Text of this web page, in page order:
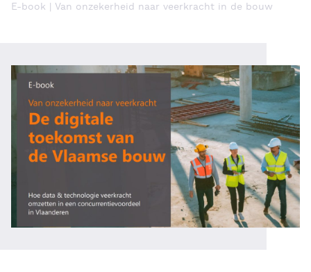
E-book | Van onzekerheid naar veerkracht in de bouw